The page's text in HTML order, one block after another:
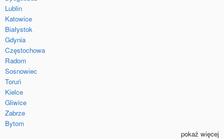
Lublin
Katowice
Białystok
Gdynia
Częstochowa
Radom
Sosnowiec
Toruń
Kielce
Gliwice
Zabrze
Bytom
pokaż więcej